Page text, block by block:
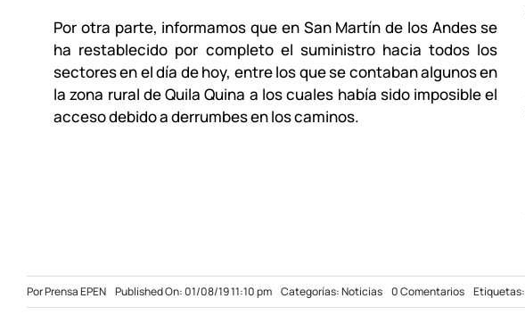
Por otra parte, informamos que en San Martín de los Andes se
ha restablecido por completo el suministro hacia todos los
sectores en el día de hoy, entre los que se contaban algunos en
la zona rural de Quila Quina a los cuales había sido imposible el
acceso debido a derrumbes en los caminos.
PorPrensa EPEN Published On: 01/08/19 11:10 pm Categorías:Noticias 0 Comentarioson
Etapa
Etiquetas: